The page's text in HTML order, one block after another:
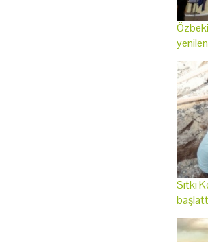
Sıtkı